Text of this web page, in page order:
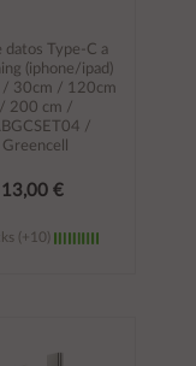
datos Type-C a
(iphone/ipad)
/ 30cm / 120cm
/ 200 cm /
/
Greencell
13,00 €
(+10)
carrito